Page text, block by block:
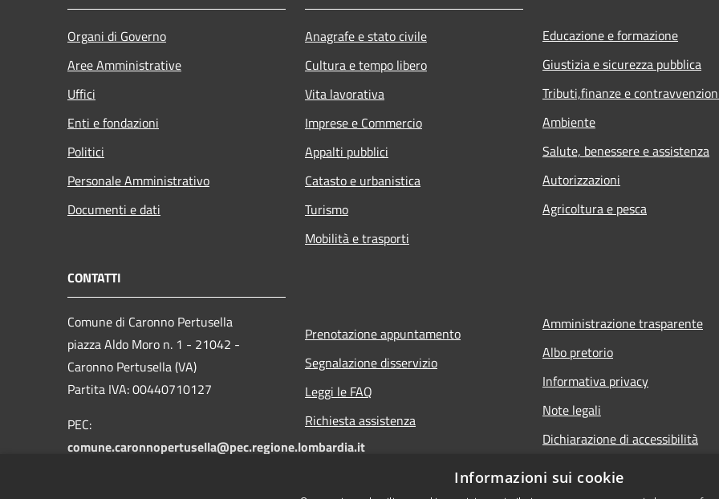
Organi di Governo
Aree Amministrative
Uffici
Enti e fondazioni
Politici
Personale Amministrativo
Documenti e dati
Anagrafe e stato civile
Cultura e tempo libero
Vita lavorativa
Imprese e Commercio
Appalti pubblici
Catasto e urbanistica
Turismo
Mobilità e trasporti
Educazione e formazione
Giustizia e sicurezza pubblica
Tributi,finanze e
Ambiente
Salute, benessere e assistenza
Autorizzazioni
Agricoltura e pesca
CONTATTI
Comune di Caronno Pertusella
piazza Aldo Moro n. 1 - 21042 -
Caronno Pertusella (VA)
Partita IVA: 00440710127
PEC:
comune.caronnopertusella@pec.regione.lombardia.it
Prenotazione appuntamento
Segnalazione disservizio
Leggi le FAQ
Richiesta assistenza
Amministrazione trasparente
Albo pretorio
Informativa privacy
Note legali
Dichiarazione di accessibilità
Informazioni sui cookie